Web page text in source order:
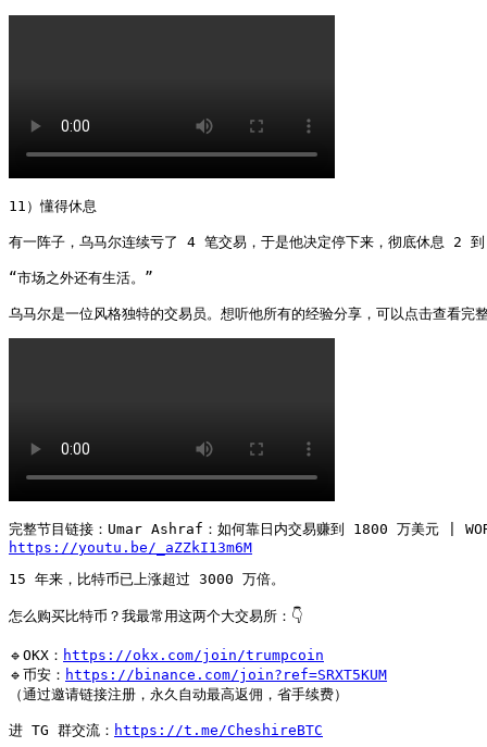
11）懂得休息
有一阵子，乌马尔连续亏了 4 笔交易，于是他决定停下来，彻底休息 2
“市场之外还有生活。”
乌马尔是一位风格独特的交易员。想听他所有的经验分享，可以点击查
https://youtu.be/_aZZkI13m6M
15 年来，比特币已上涨超过 3000 万倍。
怎么购买比特币？我最常用这两个大交易所：👇
🔹OKX： https://okx.com/join/trumpcoin
🔹币安： https://binance.com/join?ref=SRXT5KUM
（通过邀请链接注册，永久自动最高返佣，省手续费）
进 TG 群交流： https://t.me/CheshireBTC